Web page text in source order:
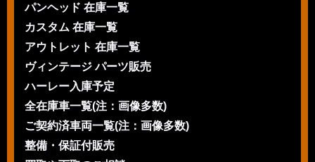
パンヘッド 在庫一覧
カスタム 在庫一覧
アウトレット 在庫一覧
ヴィンテージ パーツ販売
ハーレー入庫予定
全在庫車一覧(注：画像多数)
ご契約済車両一覧(注：画像多数)
整備・保証付販売